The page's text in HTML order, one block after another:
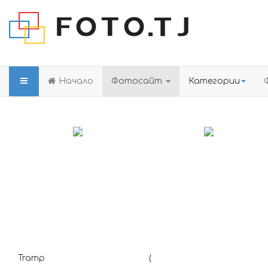
Начало Фотосайт Категории
Tramp (